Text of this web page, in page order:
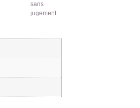
sans
jugement